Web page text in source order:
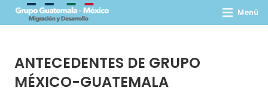
Menú
ANTECEDENTES DE GRUPO
MÉXICO-GUATEMALA